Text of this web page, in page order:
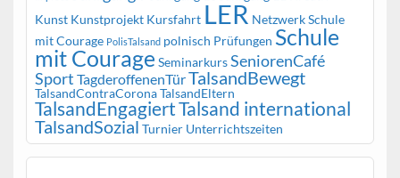
Kunst Kunstprojekt Kursfahrt LER Netzwerk Schule
mit Courage PolisTalsand polnisch Prüfungen Schule
mit Courage SeminarkursSeniorenCafé
Sport TagderoffenenTürTalsandBewegt
TalsandContraCoronaTalsandEltern
TalsandEngagiertTalsand international
TalsandSozial Turnier Unterrichtszeiten